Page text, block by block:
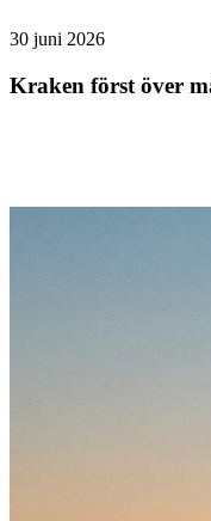
30 juni 2026
Kraken först över